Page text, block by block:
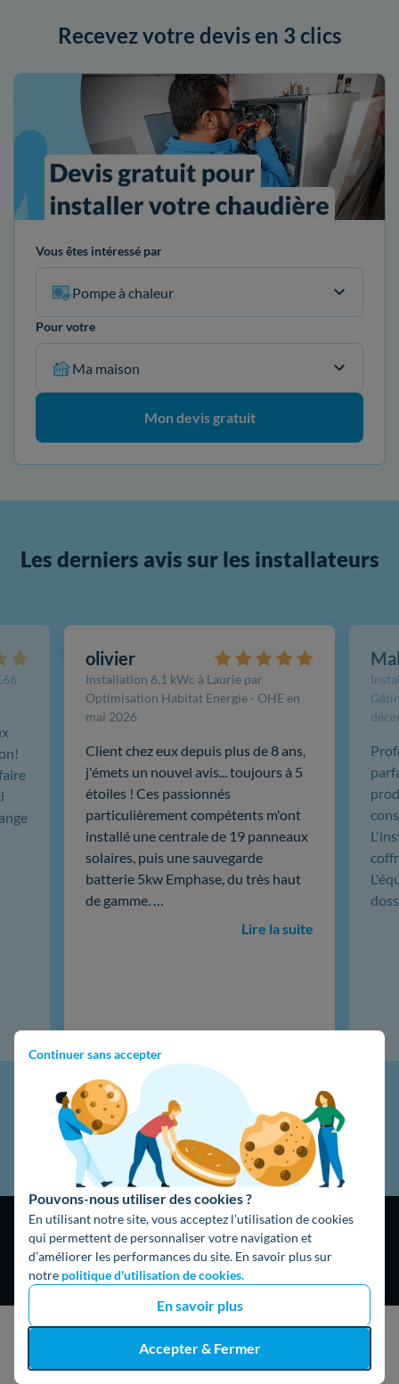
Continuer sans accepter
Pouvons-nous utiliser des cookies ?
En utilisant notre site, vous acceptez l’utilisation de cookies
qui permettent de personnaliser votre navigation et
d’améliorer les performances du site. En savoir plus sur
notre politique d'utilisation de cookies.
En savoir plus
Accepter & Fermer
J'obtiens un devis gratuit
Recevez votre devis en 3 clics
Vous êtes intéressé par
Pompe à chaleur
Pour votre
Ma maison
Mon devis gratuit
Les derniers avis sur les installateurs
olivier
Installation 6,1 kWc à Laurie par
Optimisation Habitat Energie - OHE en
mai 2026
Client chez eux depuis plus de 8 ans,
j'émets un nouvel avis... toujours à 5
étoiles ! Ces passionnés
particulièrement compétents m'ont
installé une centrale de 19 panneaux
solaires, puis une sauvegarde
batterie 5kw Emphase, du très haut
de gamme. …
Lire la suite
4,9
16474 avisGoogle